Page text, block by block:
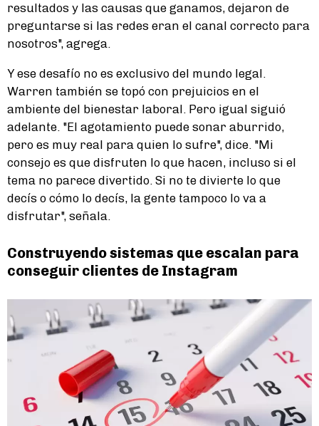
resultados y las causas que ganamos, dejaron de
preguntarse si las redes eran el canal correcto para
nosotros", agrega.
Y ese desafío no es exclusivo del mundo legal.
Warren también se topó con prejuicios en el
ambiente del bienestar laboral. Pero igual siguió
adelante. "El agotamiento puede sonar aburrido,
pero es muy real para quien lo sufre", dice. "Mi
consejo es que disfruten lo que hacen, incluso si el
tema no parece divertido. Si no te divierte lo que
decís o cómo lo decís, la gente tampoco lo va a
disfrutar", señala.
Construyendo sistemas que escalan para
conseguir clientes de Instagram